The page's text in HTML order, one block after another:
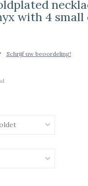
with 4 small
Schrijf uw beoordeling!